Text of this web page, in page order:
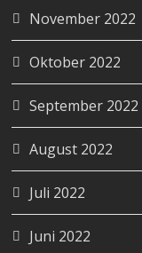
November 2022
Oktober 2022
September 2022
August 2022
Juli 2022
Juni 2022